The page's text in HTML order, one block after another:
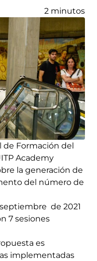
2 minutos
Formación del
Academy
la generación de
del número de
de 2021
7 sesiones
es
implementadas